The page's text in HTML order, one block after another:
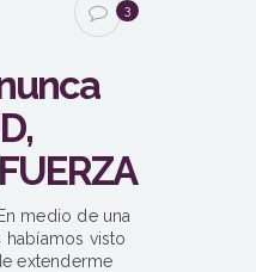
3
medio de una
habíamos visto
extenderme